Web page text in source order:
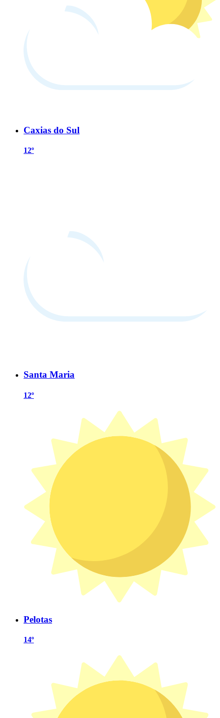
Caxias do Sul
12º
Santa Maria
12º
Pelotas
14º